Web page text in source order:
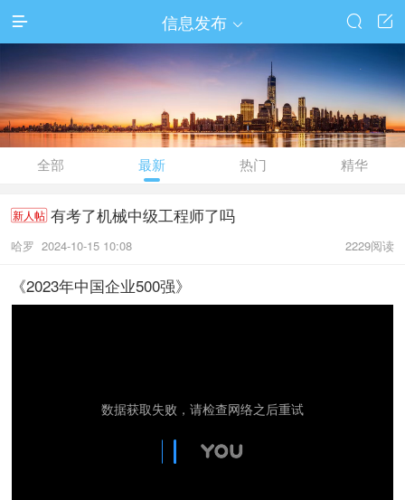
 信息发布  

全部 最新 热门 精华
新人帖 有考了机械中级工程师了吗
2229阅读
哈罗 2024-10-15 10:08
《2023年中国企业500强》